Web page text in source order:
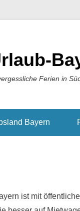
Ferien in
Bayern
ist mit